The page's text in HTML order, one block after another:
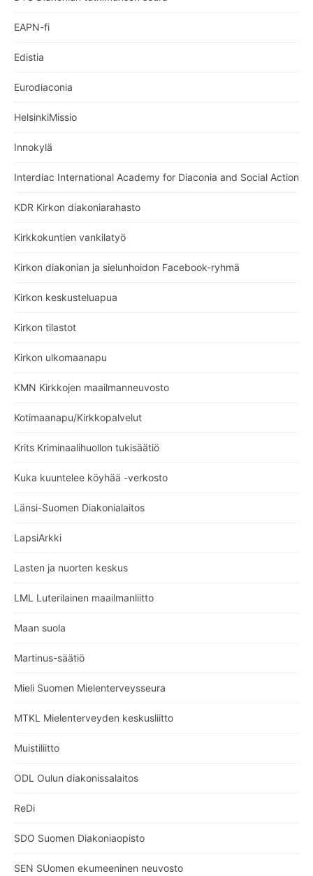
EAPN-fi
Edistia
Eurodiaconia
HelsinkiMissio
Innokylä
Interdiac International Academy for Diaconia and Social Action
KDR Kirkon diakoniarahasto
Kirkkokuntien vankilatyö
Kirkon diakonian ja sielunhoidon Facebook-ryhmä
Kirkon keskusteluapua
Kirkon tilastot
Kirkon ulkomaanapu
KMN Kirkkojen maailmanneuvosto
Kotimaanapu/Kirkkopalvelut
Krits Kriminaalihuollon tukisäätiö
Kuka kuuntelee köyhää -verkosto
Länsi-Suomen Diakonialaitos
LapsiArkki
Lasten ja nuorten keskus
LML Luterilainen maailmanliitto
Maan suola
Martinus-säätiö
Mieli Suomen Mielenterveysseura
MTKL Mielenterveyden keskusliitto
Muistiliitto
ODL Oulun diakonissalaitos
ReDi
SDO Suomen Diakoniaopisto
SEN SUomen ekumeeninen neuvosto